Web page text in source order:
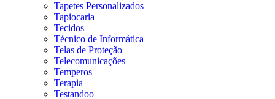
Tapetes Personalizados
Tapiocaria
Tecidos
Técnico de Informática
Telas de Proteção
Telecomunicações
Temperos
Terapia
Testandoo